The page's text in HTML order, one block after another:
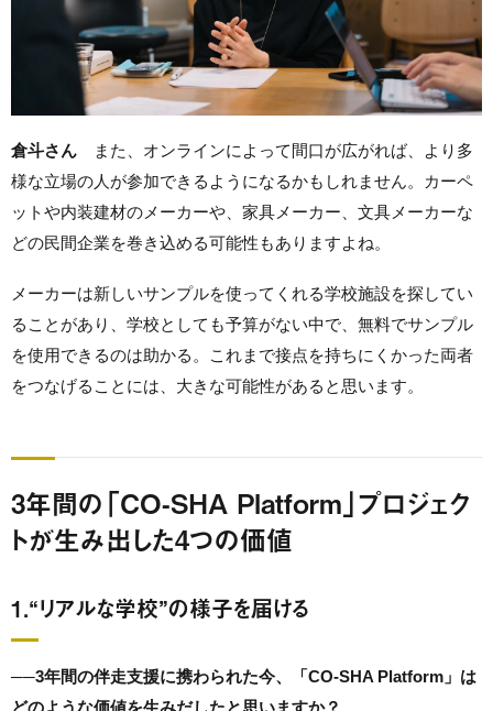
倉斗さん また、オンラインによって間口が広がれば、より多
様な立場の人が参加できるようになるかもしれません。カーペ
ットや内装建材のメーカーや、家具メーカー、文具メーカーな
どの民間企業を巻き込める可能性もありますよね。
メーカーは新しいサンプルを使ってくれる学校施設を探してい
ることがあり、学校としても予算がない中で、無料でサンプル
を使用できるのは助かる。これまで接点を持ちにくかった両者
をつなげることには、大きな可能性があると思います。
3年間の「CO-SHA Platform」プロジェク
トが生み出した4つの価値
1.“リアルな学校”の様子を届ける
──3年間の伴走支援に携わられた今、「CO-SHA Platform」は
どのような価値を生みだしたと思いますか？